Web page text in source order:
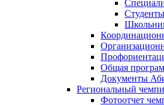
Студенты
Общая
Документы
Региональный
Фотоотчет